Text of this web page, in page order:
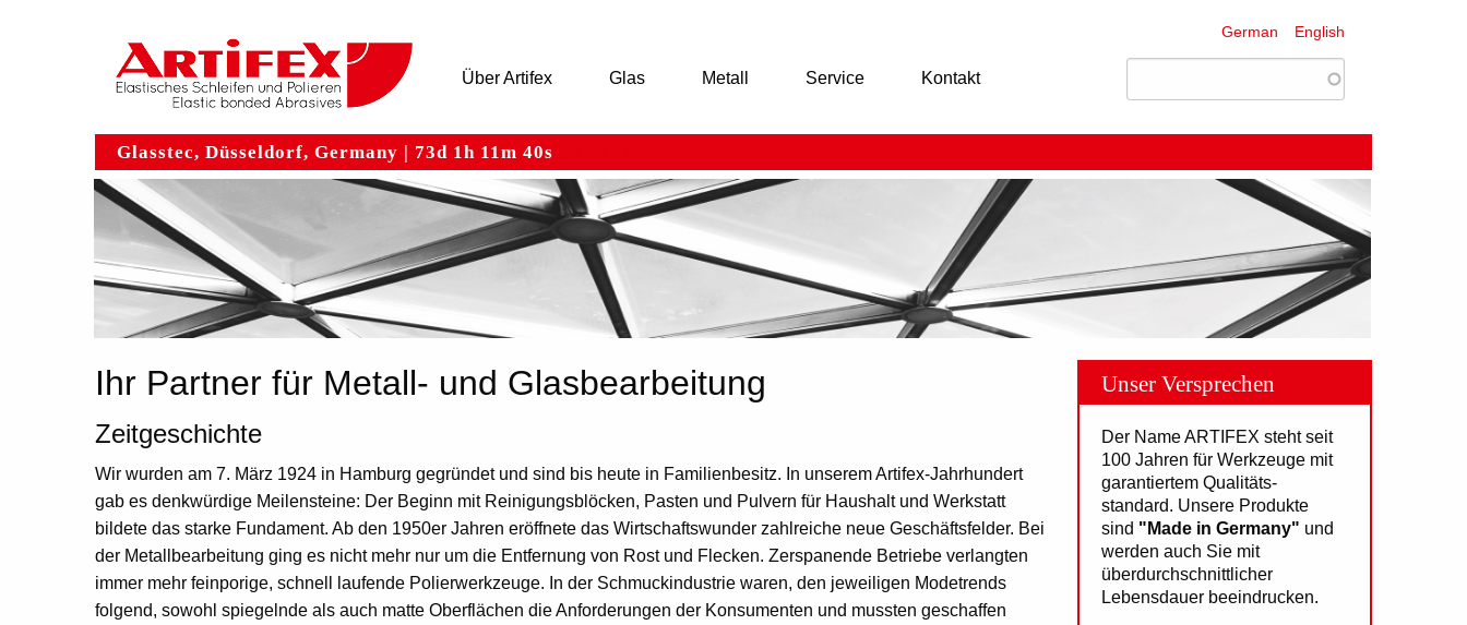
German English
Über Artifex Glas Metall Service Kontakt
Glasstec, Düsseldorf, Germany | 73d 1h 11m 40s
Ihr Partner für Metall- und Glasbearbeitung
Zeitgeschichte
Wir wurden am 7. März 1924 in Hamburg gegründet und sind bis heute in Familienbesitz. In unserem Artifex-Jahrhundert
gab es denkwürdige Meilensteine: Der Beginn mit Reinigungsblöcken, Pasten und Pulvern für Haushalt und Werkstatt
bildete das starke Fundament. Ab den 1950er Jahren eröffnete das Wirtschaftswunder zahlreiche neue Geschäftsfelder. Bei
der Metallbearbeitung ging es nicht mehr nur um die Entfernung von Rost und Flecken. Zerspanende Betriebe verlangten
immer mehr feinporige, schnell laufende Polierwerkzeuge. In der Schmuckindustrie waren, den jeweiligen Modetrends
folgend, sowohl spiegelnde als auch matte Oberflächen die Anforderungen der Konsumenten und mussten geschaffen
Unser Versprechen
Der Name ARTIFEX steht seit
100 Jahren für Werkzeuge mit
garantiertem Qualitäts-
standard. Unsere Produkte
sind "Made in Germany" und
werden auch Sie mit
überdurchschnittlicher
Lebensdauer beeindrucken.